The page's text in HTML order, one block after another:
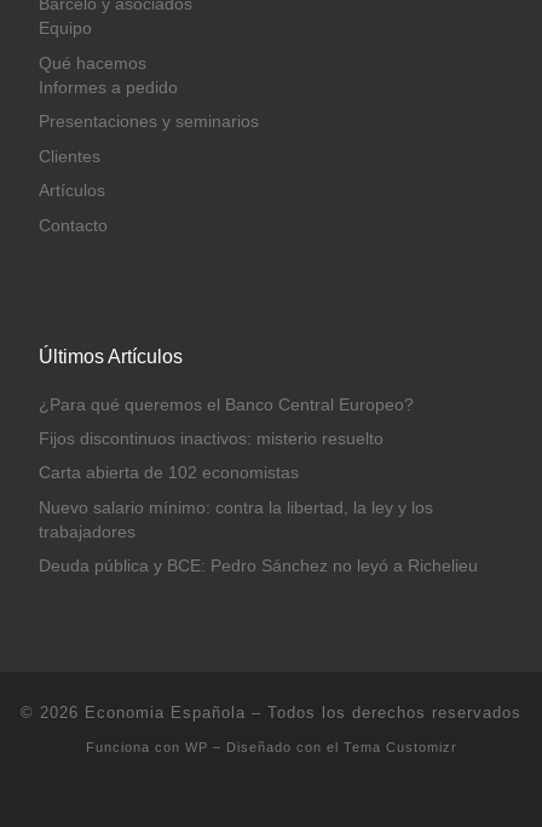
Barceló y asociados
Equipo
Qué hacemos
Informes a pedido
Presentaciones y seminarios
Clientes
Artículos
Contacto
Últimos Artículos
¿Para qué queremos el Banco Central Europeo?
Fijos discontinuos inactivos: misterio resuelto
Carta abierta de 102 economistas
Nuevo salario mínimo: contra la libertad, la ley y los
trabajadores
Deuda pública y BCE: Pedro Sánchez no leyó a Richelieu
© 2026 Economia Española – Todos los derechos reservados
Funciona con WP – Diseñado con el Tema Customizr